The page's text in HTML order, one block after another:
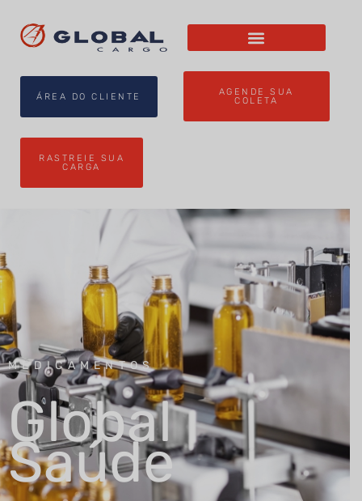
ÁREA DO CLIENTE
AGENDE SUA
COLETA
RASTREIE SUA
CARGA
MEDICAMENTOS
Global
Saúde